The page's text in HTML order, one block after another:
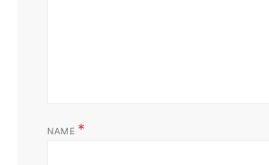
NAME *